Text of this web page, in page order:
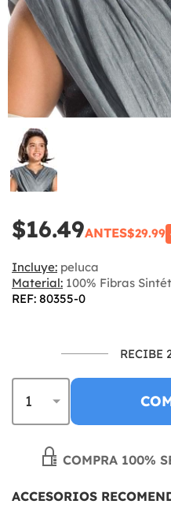
$16.49ANTES$29.99
Incluye: peluca
Material: 100% Fibras
REF: 80355-0
RECIBE
COMPRA 100%
ACCESORIOS